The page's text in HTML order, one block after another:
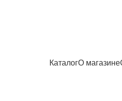
КаталогО магазине